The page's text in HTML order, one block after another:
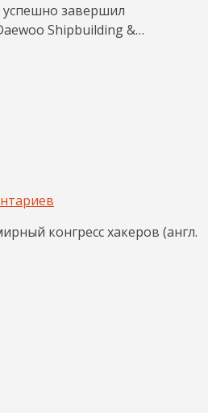
завершил
Shipbuilding &…
конгресс хакеров (англ.